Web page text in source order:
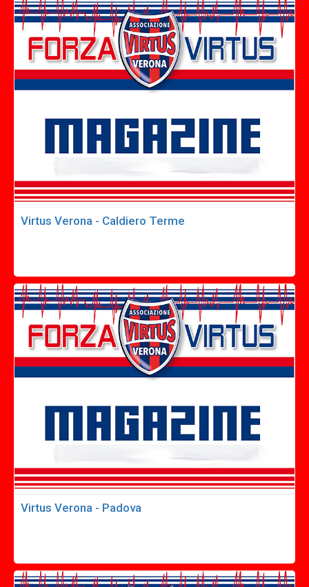
Virtus Verona - Caldiero Terme
Virtus Verona - Padova